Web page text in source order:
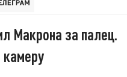
Макрона за палец.
камеру